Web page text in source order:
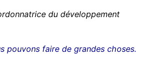
du développement
pouvons faire de grandes choses.